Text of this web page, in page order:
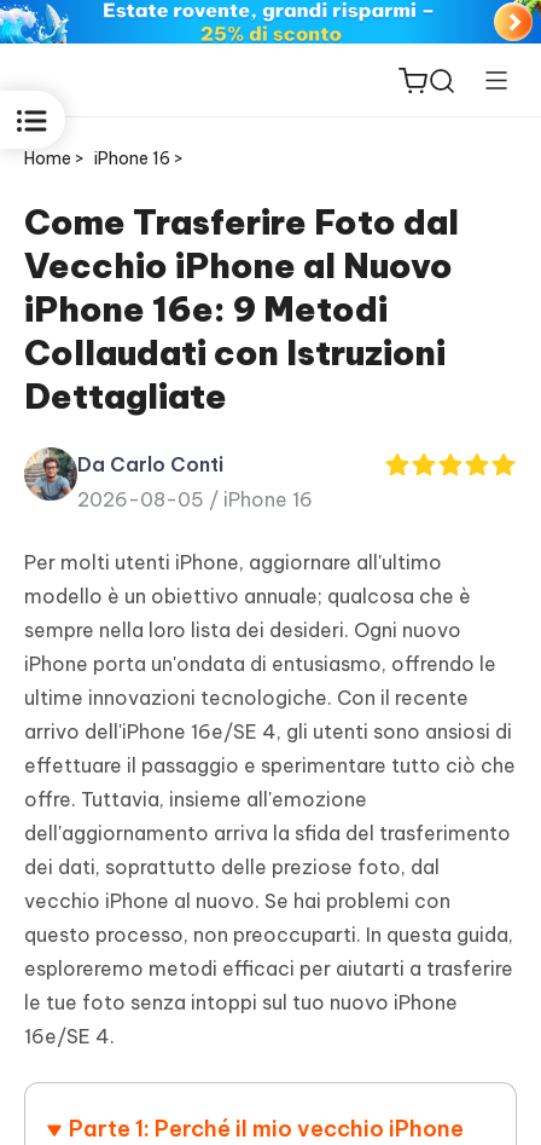
ReiBoot
for iOS
PDNob
Editor
New
iAnyGo
Home > iPhone 16 >
Come Trasferire Foto dal
Vecchio iPhone al Nuovo
iPhone 16e: 9 Metodi
Collaudati con Istruzioni
Dettagliate
Da Carlo Conti
2026-08-05 / iPhone 16
Per molti utenti iPhone, aggiornare all'ultimo
modello è un obiettivo annuale; qualcosa che è
sempre nella loro lista dei desideri. Ogni nuovo
iPhone porta un'ondata di entusiasmo, offrendo le
ultime innovazioni tecnologiche. Con il recente
arrivo dell'iPhone 16e/SE 4, gli utenti sono ansiosi di
effettuare il passaggio e sperimentare tutto ciò che
offre. Tuttavia, insieme all'emozione
dell'aggiornamento arriva la sfida del trasferimento
dei dati, soprattutto delle preziose foto, dal
vecchio iPhone al nuovo. Se hai problemi con
questo processo, non preoccuparti. In questa guida,
esploreremo metodi efficaci per aiutarti a trasferire
le tue foto senza intoppi sul tuo nuovo iPhone
16e/SE 4.
Parte 1: Perché il mio vecchio iPhone